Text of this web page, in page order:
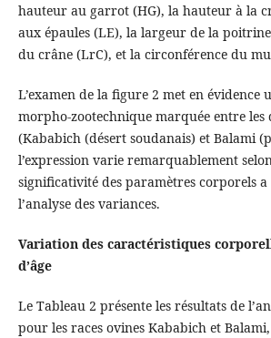
hauteur au garrot (HG), la hauteur à la
aux épaules (LE), la largeur de la
du crâne (LrC), et la circonférence du
L’examen de la figure 2 met en évidence
morpho-zootechnique marquée entre les
(Kababich (désert soudanais) et Balami
l’expression varie remarquablement
significativité des paramètres corporels
l’analyse des variances.
Variation des caractéristiques
d’âge
Le Tableau 2 présente les résultats de
pour les races ovines Kababich et